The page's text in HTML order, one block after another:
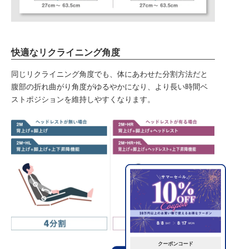
クーポンコード
快適なリクライニング角度
同じリクライニング角度でも、体にあわせた分割方法だと
腹部の折れ曲がり角度がゆるやかになり、より長い時間ベ
ストポジションを維持しやすくなります。